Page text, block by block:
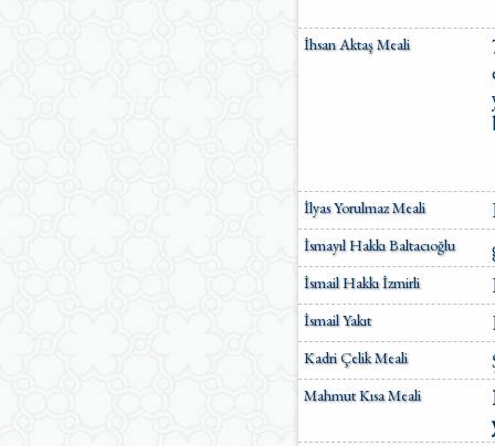
İhsan Aktaş Meali
İlyas Yorulmaz Meali
İsmayıl Hakkı Baltacıoğlu
İsmail Hakkı İzmirli
İsmail Yakıt
Kadri Çelik Meali
Mahmut Kısa Meali